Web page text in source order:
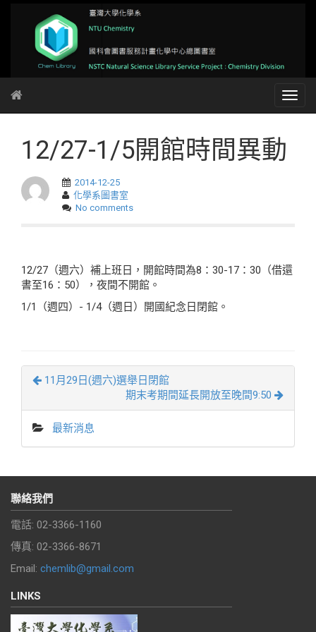
12/27-1/5開館時間異動
2014-12-25
化學系圖書室
No comments
12/27（週六）補上班日，開館時間為8：30-17：30（借還
書至16：50），夜間不開館。
1/1（週四）- 1/4（週日）開國紀念日閉館。
11月29日(週六)選舉日閉館
期末考期間延長開放至晚間9:50
最新消息
聯絡我們
電話: 02-3366-1160
傳真: 02-3366-8671
Email: chemlib@gmail.com
LINKS